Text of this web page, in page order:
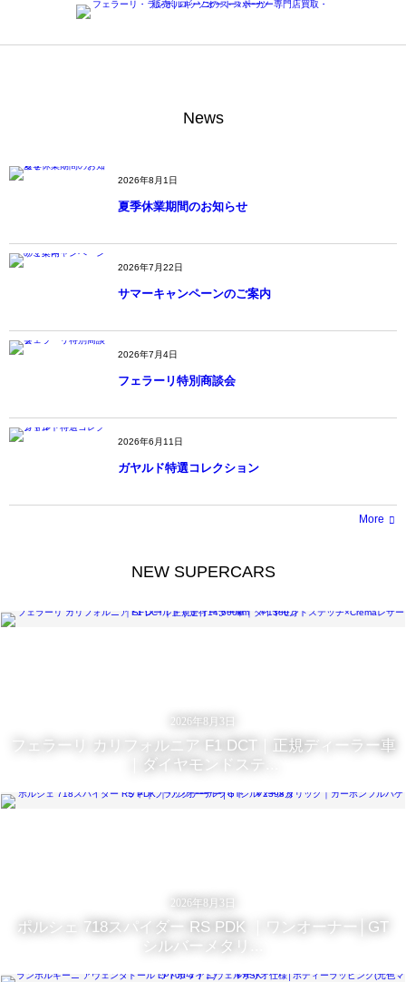
News
2026年8月1日
夏季休業期間のお知らせ
2026年7月22日
サマーキャンペーンのご案内
2026年7月4日
フェラーリ特別商談会
2026年6月11日
ガヤルド特選コレクション
More
NEW SUPERCARS
2026年8月3日
フェラーリ カリフォルニア F1 DCT｜正規ディーラー車
｜ダイヤモンドステ...
2026年8月3日
ポルシェ 718スパイダー RS PDK ｜ワンオーナー│GT
シルバーメタリ...